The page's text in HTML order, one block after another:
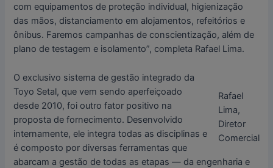
com equipamentos de proteção individual, higienização
das mãos, distanciamento em alojamentos, refeitórios e
ônibus. Faremos campanhas de conscientização, além de
plano de testagem e isolamento”, completa Rafael Lima.
Rafael
Lima,
Diretor
Comercial
O exclusivo sistema de gestão integrado da
Toyo Setal, que vem sendo aperfeiçoado
desde 2010, foi outro fator positivo na
proposta de fornecimento. Desenvolvido
internamente, ele integra todas as disciplinas e
é composto por diversas ferramentas que
abarcam a gestão de todas as etapas — da engenharia e